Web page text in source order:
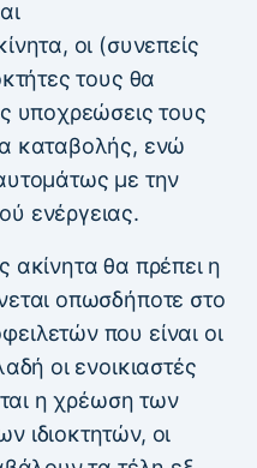
οι (συνεπείς
τους θα
υποχρεώσεις τους
καταβολής, ενώ
με την
ενέργειας.
ακίνητα θα πρέπει η
οπωσδήποτε στο
που είναι οι
οι ενοικιαστές
η χρέωση των
ιδιοκτητών, οι